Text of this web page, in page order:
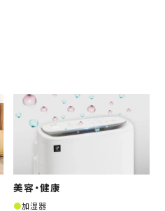
美容・健康
加湿器